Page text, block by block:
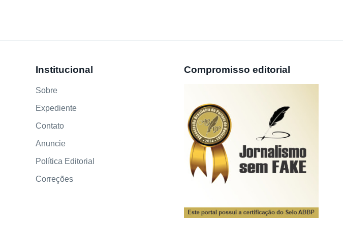
Institucional
Sobre
Expediente
Contato
Anuncie
Política Editorial
Correções
Compromisso editorial